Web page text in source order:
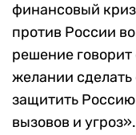
финансовый
против России
решение говорит
желании
защитить
вызовов и угроз».